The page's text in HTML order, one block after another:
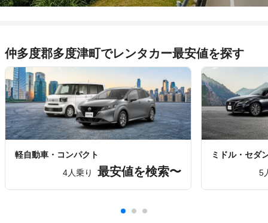
仲多度郡多度津町でレンタカー最安値を探す
軽自動車・コンパクト
4人乗り
最安値を検索〜
ミドル・セダ
5